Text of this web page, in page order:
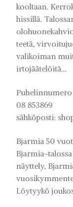
kooltaan.
hissillä.
teetä,
valikoiman
irtojäätelöitä…
08 853869
sähköposti:
Bjarmia 50
Bjarmia-
näyttely,
Löytyykö